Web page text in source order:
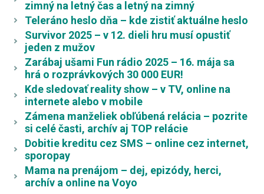
zimný na letný čas a letný na zimný
Teleráno heslo dňa – kde zistiť aktuálne heslo
Survivor 2025 – v 12. dieli hru musí opustiť
jeden z mužov
Zarábaj ušami Fun rádio 2025 – 16. mája sa
hrá o rozprávkových 30 000 EUR!
Kde sledovať reality show – v TV, online na
internete alebo v mobile
Zámena manželiek obľúbená relácia – pozrite
si celé časti, archív aj TOP relácie
Dobitie kreditu cez SMS – online cez internet,
sporopay
Mama na prenájom – dej, epizódy, herci,
archív a online na Voyo